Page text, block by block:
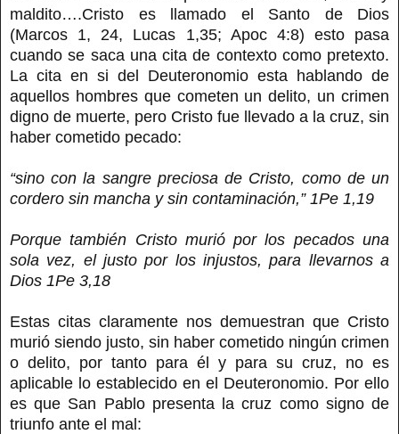
maldito….Cristo es llamado el Santo de Dios
(Marcos 1, 24, Lucas 1,35; Apoc 4:8) esto pasa
cuando se saca una cita de contexto como pretexto.
La cita en si del Deuteronomio esta hablando de
aquellos hombres que cometen un delito, un crimen
digno de muerte, pero Cristo fue llevado a la cruz, sin
haber cometido pecado:
“sino con la sangre preciosa de Cristo, como de un
cordero sin mancha y sin contaminación,” 1Pe 1,19
Porque también Cristo murió por los pecados una
sola vez, el justo por los injustos, para llevarnos a
Dios 1Pe 3,18
Estas citas claramente nos demuestran que Cristo
murió siendo justo, sin haber cometido ningún crimen
o delito, por tanto para él y para su cruz, no es
aplicable lo establecido en el Deuteronomio. Por ello
es que San Pablo presenta la cruz como signo de
triunfo ante el mal: